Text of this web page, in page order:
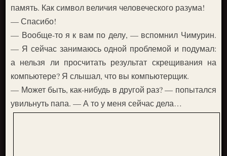
память. Как символ величия человеческого разума!
— Спасибо!
— Вообще-то я к вам по делу, — вспомнил Чимурин.
— Я сейчас занимаюсь одной проблемой и подумал:
а нельзя ли просчитать результат скрещивания на
компьютере? Я слышал, что вы компьютерщик.
— Может быть, как-нибудь в другой раз? — попытался
увильнуть папа. — А то у меня сейчас дела…